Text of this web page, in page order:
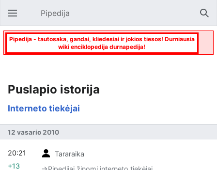
Atverti pagrindinį meniu Pipedija
Pipedija - tautosaka, gandai, kliedesiai ir jokios tiesos! Durniausia
wiki enciklopedija durnapedija!
Puslapio istorija
Interneto tiekėjai
12 vasario 2010
Tararaika
20:21
+13